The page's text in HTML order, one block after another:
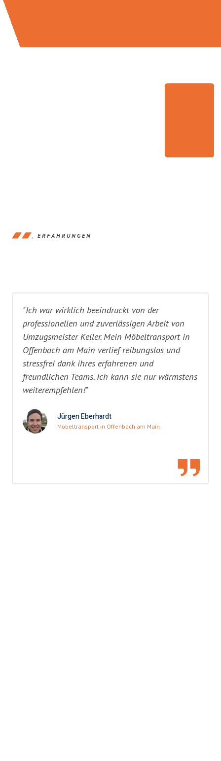
ERFAHRUNGEN
"Ich war wirklich beeindruckt von der
professionellen und zuverlässigen Arbeit von
Umzugsmeister Keller. Mein Möbeltransport in
Offenbach am Main verlief reibungslos und
stressfrei dank ihres erfahrenen und
freundlichen Teams. Ich kann sie nur wärmstens
weiterempfehlen!"
Jürgen Eberhardt
Möbeltransport in Offenbach am Main